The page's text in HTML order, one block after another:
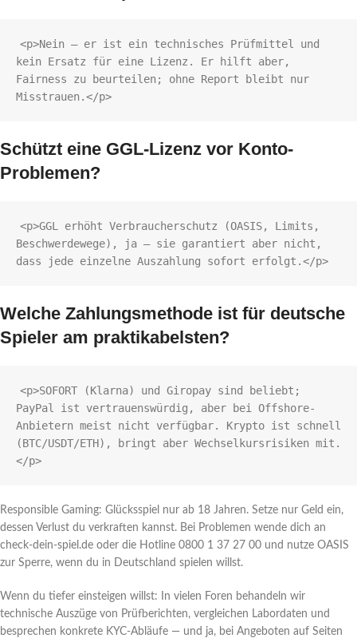
<p>Nein — er ist ein technisches Prüfmittel und
kein Ersatz für eine Lizenz. Er hilft aber,
Fairness zu beurteilen; ohne Report bleibt nur
Schützt eine GGL-Lizenz vor Konto-
Problemen?
<p>GGL erhöht Verbraucherschutz (OASIS, Limits,
Beschwerdewege), ja — sie garantiert aber nicht,
Welche Zahlungsmethode ist für deutsche
Spieler am praktikabelsten?
<p>SOFORT (Klarna) und Giropay sind beliebt;
PayPal ist vertrauenswürdig, aber bei Offshore-
Anbietern meist nicht verfügbar. Krypto ist schnell
(BTC/USDT/ETH), bringt aber Wechselkursrisiken mit.
Responsible Gaming: Glücksspiel nur ab 18 Jahren. Setze nur Geld ein,
dessen Verlust du verkraften kannst. Bei Problemen wende dich an
check-dein-spiel.de oder die Hotline 0800 1 37 27 00 und nutze OASIS
zur Sperre, wenn du in Deutschland spielen willst.
Wenn du tiefer einsteigen willst: In vielen Foren behandeln wir
technische Auszüge von Prüfberichten, vergleichen Labordaten und
besprechen konkrete KYC‑Abläufe — und ja, bei Angeboten auf Seiten